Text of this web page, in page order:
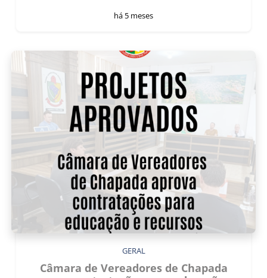
há 5 meses
GERAL
Câmara de Vereadores de Chapada